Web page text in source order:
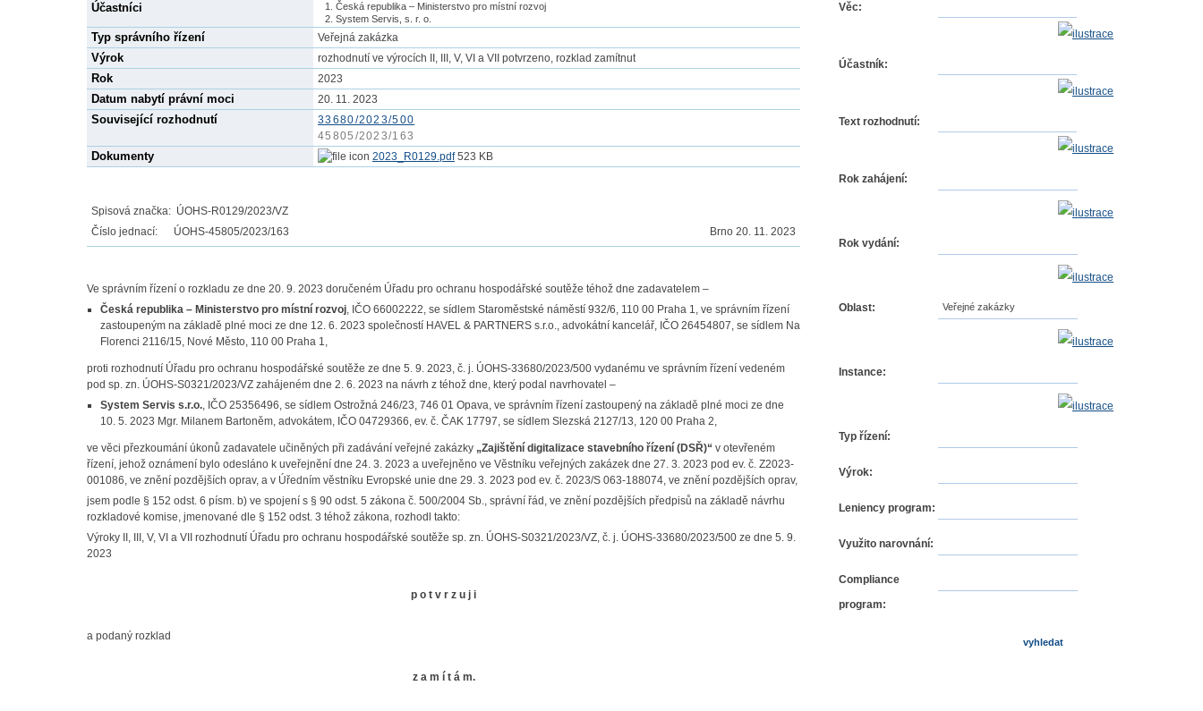
Účastníci
Česká republika – Ministerstvo pro místní rozvoj
System Servis, s. r. o.
Typ správního řízení Veřejná zakázka
Výrok rozhodnutí ve výrocích II, III, V, VI a VII potvrzeno, rozklad zamítnut
Rok 2023
Datum nabytí právní moci 20. 11. 2023
Související rozhodnutí
33680/2023/500
45805/2023/163
Dokumenty 2023_R0129.pdf523 KB
Spisová značka: ÚOHS-R0129/2023/VZ
Číslo jednací: ÚOHS-45805/2023/163
Brno 20. 11. 2023
Ve správním řízení o rozkladu ze dne 20. 9. 2023 doručeném Úřadu pro ochranu hospodářské soutěže téhož dne zadavatelem –
Česká republika – Ministerstvo pro místní rozvoj, IČO 66002222, se sídlem Staroměstské náměstí 932/6, 110 00 Praha 1, ve správním řízení
zastoupeným na základě plné moci ze dne 12. 6. 2023 společností HAVEL & PARTNERS s.r.o., advokátní kancelář, IČO 26454807, se sídlem Na
Florenci 2116/15, Nové Město, 110 00 Praha 1,
proti rozhodnutí Úřadu pro ochranu hospodářské soutěže ze dne 5. 9. 2023, č. j. ÚOHS-33680/2023/500 vydanému ve správním řízení vedeném
pod sp. zn. ÚOHS-S0321/2023/VZ zahájeném dne 2. 6. 2023 na návrh z téhož dne, který podal navrhovatel –
System Servis s.r.o., IČO 25356496, se sídlem Ostrožná 246/23, 746 01 Opava, ve správním řízení zastoupený na základě plné moci ze dne
10. 5. 2023 Mgr. Milanem Bartoněm, advokátem, IČO 04729366, ev. č. ČAK 17797, se sídlem Slezská 2127/13, 120 00 Praha 2,
ve věci přezkoumání úkonů zadavatele učiněných při zadávání veřejné zakázky „Zajištění digitalizace stavebního řízení (DSŘ)“ v otevřeném
řízení, jehož oznámení bylo odesláno k uveřejnění dne 24. 3. 2023 a uveřejněno ve Věstníku veřejných zakázek dne 27. 3. 2023 pod ev. č. Z2023-
001086, ve znění pozdějších oprav, a v Úředním věstníku Evropské unie dne 29. 3. 2023 pod ev. č. 2023/S 063-188074, ve znění pozdějších oprav,
jsem podle § 152 odst. 6 písm. b) ve spojení s § 90 odst. 5 zákona č. 500/2004 Sb., správní řád, ve znění pozdějších předpisů na základě návrhu
rozkladové komise, jmenované dle § 152 odst. 3 téhož zákona, rozhodl takto:
Výroky II, III, V, VI a VII rozhodnutí Úřadu pro ochranu hospodářské soutěže sp. zn. ÚOHS-S0321/2023/VZ, č. j. ÚOHS-33680/2023/500 ze dne 5. 9.
2023
p o t v r z u j i
a podaný rozklad
z a m í t á m.
Věc:
Účastník:
Text rozhodnutí:
Rok zahájení:
Rok vydání:
Oblast: Veřejné zakázky
Instance:
Typ řízení:
Výrok:
Leniency program:
Využito narovnání:
Compliance
program: